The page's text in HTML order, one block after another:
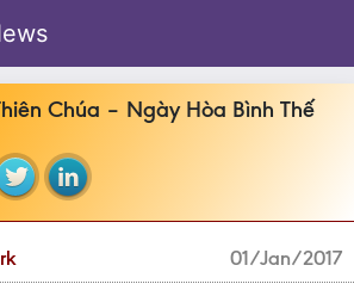
Chúa – Ngày Hòa Bình Thế
01/Jan/2017